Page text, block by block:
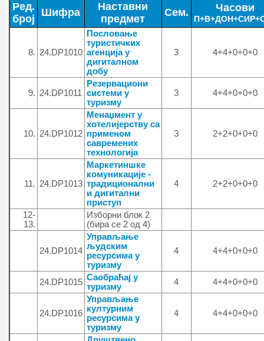
Ред.
број
Шифра
Наставни
предмет
Сем. Часови
8. 24.DP1010
Пословање
туристичких
агенција у
дигиталном
добу
3 4+4+0+0+0
9. 24.DP1011
Резервациони
системи у
туризму
3 4+4+0+0+0
10. 24.DP1012
Менаџмент у
хотелијерству са
применом
савремених
технологија
3 2+2+0+0+0
11. 24.DP1013
Маркетиншке
комуникације -
традиционални
и дигитални
приступ
4 2+2+0+0+0
12-
13.
Изборни блок 2
(бира се 2 од 4)
24.DP1014
Управљање
људским
ресурсима у
туризму
4 4+4+0+0+0
24.DP1015 Саобраћај у
туризму
4 4+4+0+0+0
24.DP1016
Управљање
културним
ресурсима у
туризму
4 4+4+0+0+0